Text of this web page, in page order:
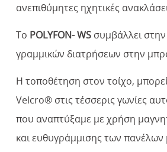
ανεπιθύμητες ηχητικές
Το POLYFON- WS συμβάλλει
γραμμικών διατρήσεων στην
Η τοποθέτηση στον τοίχο,
Velcro® στις τέσσερις γωνίες
που αναπτύξαμε με χρήση
και ευθυγράμμισης των πανέλων